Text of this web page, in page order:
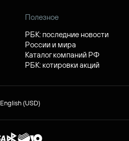
Полезное
РБК: последние новости
России и мира
Каталог компаний РФ
РБК: котировки акций
English (USD)